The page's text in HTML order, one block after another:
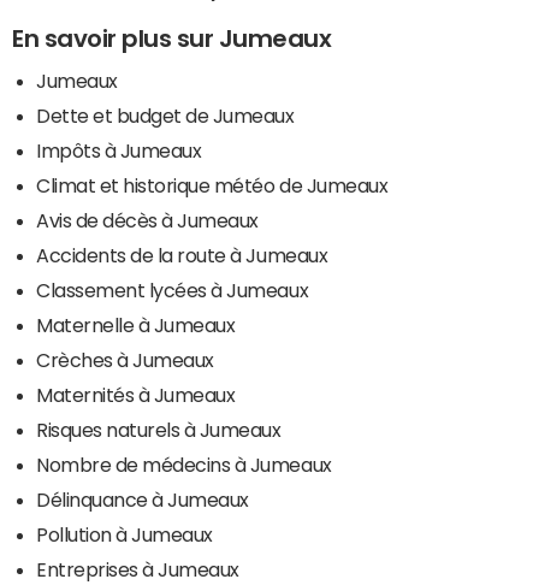
En savoir plus sur Jumeaux
Jumeaux
Dette et budget de Jumeaux
Impôts à Jumeaux
Climat et historique météo de Jumeaux
Avis de décès à Jumeaux
Accidents de la route à Jumeaux
Classement lycées à Jumeaux
Maternelle à Jumeaux
Crèches à Jumeaux
Maternités à Jumeaux
Risques naturels à Jumeaux
Nombre de médecins à Jumeaux
Délinquance à Jumeaux
Pollution à Jumeaux
Entreprises à Jumeaux